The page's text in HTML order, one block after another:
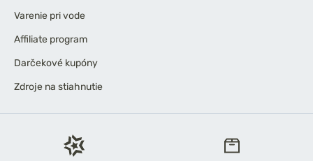
Varenie pri vode
Affiliate program
Darčekové kupóny
Zdroje na stiahnutie